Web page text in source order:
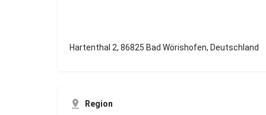
Hartenthal 2, 86825 Bad Wörishofen, Deutschland
Region